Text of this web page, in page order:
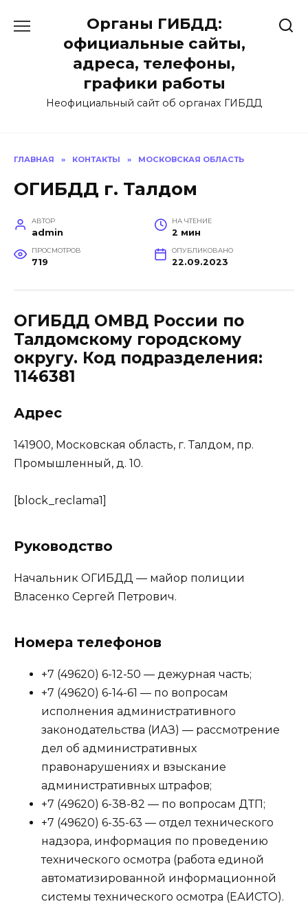
содержанию
Органы ГИБДД:
официальные сайты,
адреса, телефоны,
графики работы
Неофициальный сайт об органах ГИБДД
ГЛАВНАЯ » КОНТАКТЫ » МОСКОВСКАЯ ОБЛАСТЬ
ОГИБДД г. Талдом
АВТОР
admin
НА ЧТЕНИЕ
2 мин
ПРОСМОТРОВ
719
ОПУБЛИКОВАНО
22.09.2023
ОГИБДД ОМВД России по
Талдомскому городскому
округу. Код подразделения:
1146381
Адрес
141900, Московская область, г. Талдом, пр.
Промышленный, д. 10.
[block_reclama1]
Руководство
Начальник ОГИБДД — майор полиции
Власенко Сергей Петрович.
Номера телефонов
+7 (49620) 6-12-50 — дежурная часть;
+7 (49620) 6-14-61 — по вопросам
исполнения административного
законодательства (ИАЗ) — рассмотрение
дел об административных
правонарушениях и взыскание
административных штрафов;
+7 (49620) 6-38-82 — по вопросам ДТП;
+7 (49620) 6-35-63 — отдел технического
надзора, информация по проведению
технического осмотра (работа единой
автоматизированной информационной
системы технического осмотра (ЕАИСТО).